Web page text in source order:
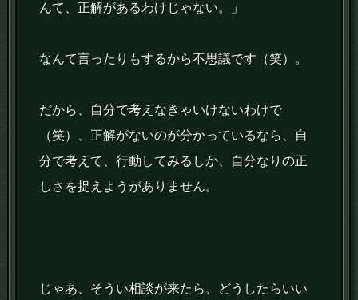
んて、正解があるわけじゃない。」
なんて言ったりもするから不思議です（笑）。
だから、自分で考えなきゃいけないわけで
（笑）、正解がないのが分かっているなら、自
分で考えて、行動してみるしか、自分なりの正
しさを捉えようがありません。
じゃあ、そうい相談が来たら、どうしたらいい